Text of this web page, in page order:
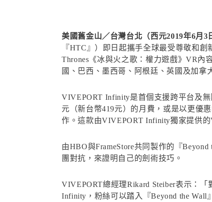
美國舊金山／台灣台北（西元2019年6月3
『HTC』）即日起攜手全球最受尊敬和
Thrones《冰與火之歌：權力遊戲》VR內
國、巴西、墨西哥、阿根廷、英國及加拿
VIVEPORT Infinity是首個支援跨平台及
元（新台幣419元）的月費，或是以更優
作。這款由VIVEPORT Infinity獨家提供
由HBO與FrameStore共同製作的『
團對抗，來證明自己的劍術技巧。
VIVEPORT總經理Rikard Steiber表示：
Infinity，粉絲可以踏入『Beyond the Wall